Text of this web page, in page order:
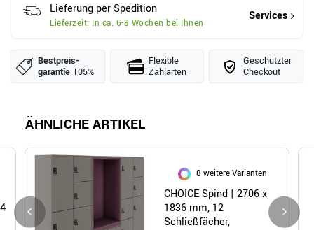
Lieferung per Spedition
Lieferzeit: In ca. 6-8 Wochen bei Ihnen
Services
Bestpreis­
garantie 105%
Flexible
Zahlarten
Geschützter
Checkout
ÄHNLICHE ARTIKEL
8 weitere Varianten
CHOICE Spind | 2706 x
1836 mm, 12
Schließfächer,